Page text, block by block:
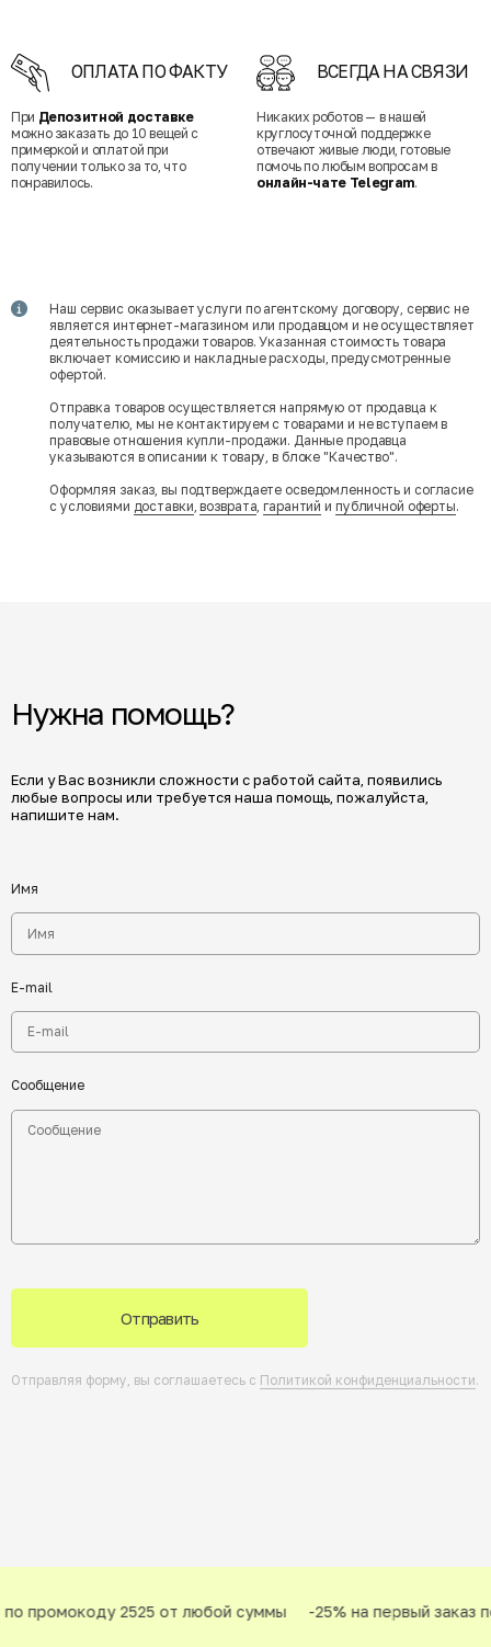
ОПЛАТА ПО ФАКТУ
При Депозитной доставке
можно заказать до 10 вещей с
примеркой и оплатой при
получении только за то, что
понравилось.
ВСЕГДА НА СВЯЗИ
Никаких роботов — в нашей
круглосуточной поддержке
отвечают живые люди, готовые
помочь по любым вопросам в
онлайн-чате Telegram.
Наш сервис оказывает услуги по агентскому договору, сервис не
является интернет-магазином или продавцом и не осуществляет
деятельность продажи товаров. Указанная стоимость товара
включает комиссию и накладные расходы, предусмотренные
офертой.
Отправка товаров осуществляется напрямую от продавца к
получателю, мы не контактируем с товарами и не вступаем в
правовые отношения купли-продажи. Данные продавца
указываются в описании к товару, в блоке "Качество".
Оформляя заказ, вы подтверждаете осведомленность и согласие
с условиями доставки,возврата,гарантий и публичной оферты.
Нужна помощь?
Если у Вас возникли сложности с работой сайта, появились
любые вопросы или требуется наша помощь, пожалуйста,
напишите нам.
Имя
E-mail
Сообщение
Отправить
Отправляя форму, вы соглашаетесь с Политикой конфиденциальности.
промокоду 2525 от любой суммы -25% на первый заказ